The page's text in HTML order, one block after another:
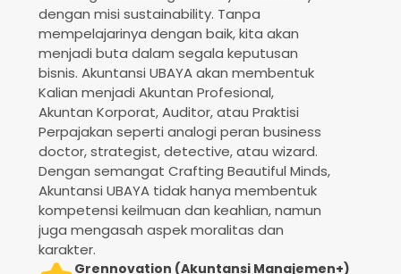
dengan misi sustainability. Tanpa
mempelajarinya dengan baik, kita akan
menjadi buta dalam segala keputusan
bisnis. Akuntansi UBAYA akan membentuk
Kalian menjadi Akuntan Profesional,
Akuntan Korporat, Auditor, atau Praktisi
Perpajakan seperti analogi peran business
doctor, strategist, detective, atau wizard.
Dengan semangat Crafting Beautiful Minds,
Akuntansi UBAYA tidak hanya membentuk
kompetensi keilmuan dan keahlian, namun
juga mengasah aspek moralitas dan
karakter.
Grennovation (Akuntansi Manajemen+)